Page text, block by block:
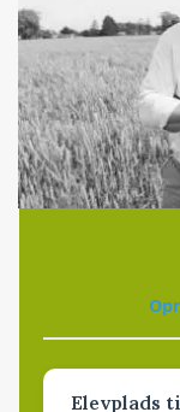
Elevplads